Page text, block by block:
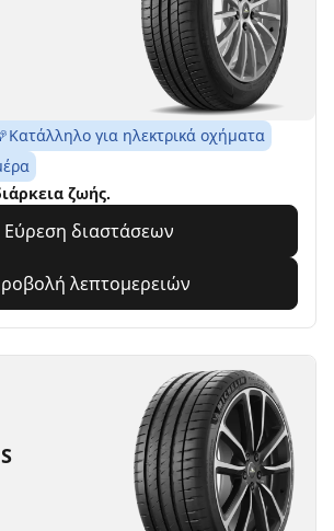
Κατάλληλο για ηλεκτρικά οχήματα
ζωής.
Εύρεση διαστάσεων
λεπτομερειών